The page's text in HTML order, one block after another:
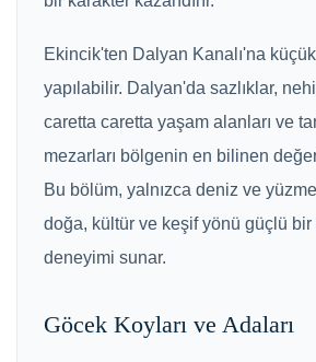
Ekincik'ten Dalyan Kanalı'na
yapılabilir. Dalyan'da sazlıklar,
caretta caretta yaşam alanları ve
mezarları bölgenin en bilinen
Bu bölüm, yalnızca deniz ve
doğa, kültür ve keşif yönü güçlü bir
deneyimi sunar.
Göcek Koyları ve Adaları